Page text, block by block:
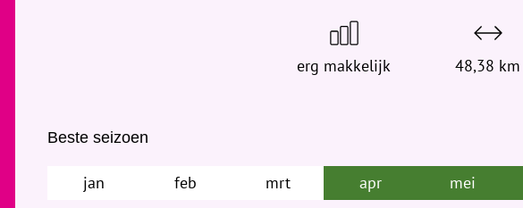
erg makkelijk 48,38 km
Beste seizoen
jan feb mrt apr mei